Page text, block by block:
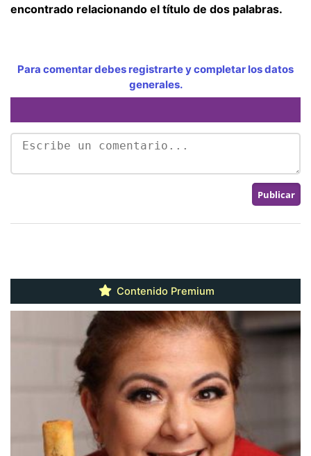
encontrado relacionando el título de dos palabras.
Para comentar debes registrarte y completar los datos
generales.
Contenido Premium